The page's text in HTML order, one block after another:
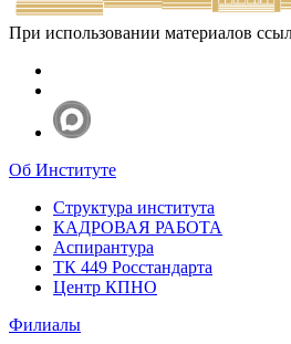
При использовании материалов
Об Институте
Структура института
КАДРОВАЯ РАБОТА
Аспирантура
ТК 449 Росстандарта
Центр КПНО
Филиалы